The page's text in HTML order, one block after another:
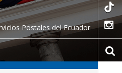
Postales del Ecuador